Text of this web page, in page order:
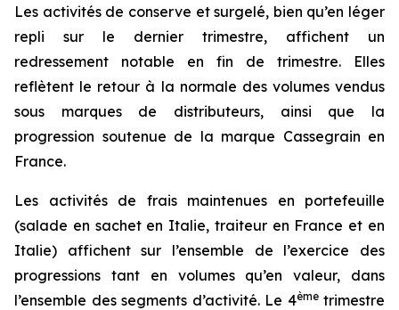
Les activités de conserve et surgelé, bien qu’en léger
repli sur le dernier trimestre, affichent un
redressement notable en fin de trimestre. Elles
reflètent le retour à la normale des volumes vendus
sous marques de distributeurs, ainsi que la
progression soutenue de la marque Cassegrain en
France.
Les activités de frais maintenues en portefeuille
(salade en sachet en Italie, traiteur en France et en
Italie) affichent sur l’ensemble de l’exercice des
progressions tant en volumes qu’en valeur, dans
l’ensemble des segments d’activité. Le 4èmetrimestre